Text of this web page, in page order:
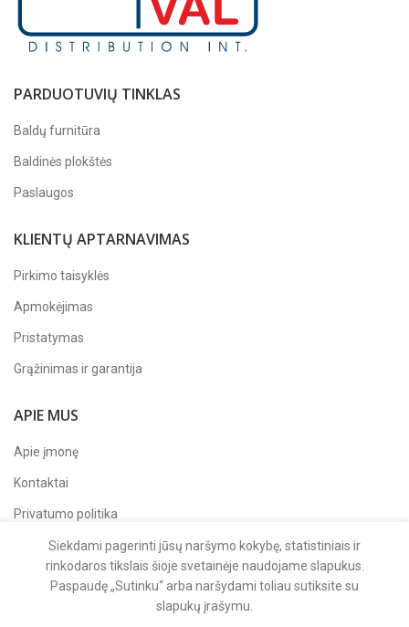
PARDUOTUVIŲ TINKLAS
Baldų furnitūra
Baldinės plokštės
Paslaugos
KLIENTŲ APTARNAVIMAS
Pirkimo taisyklės
Apmokėjimas
Pristatymas
Grąžinimas ir garantija
APIE MUS
Apie įmonę
Kontaktai
Privatumo politika
Sekite musFacebook'e
Siekdami pagerinti jūsų naršymo kokybę, statistiniais ir
rinkodaros tikslais šioje svetainėje naudojame slapukus.
Paspaudę „Sutinku“ arba naršydami toliau sutiksite su
slapukų įrašymu.